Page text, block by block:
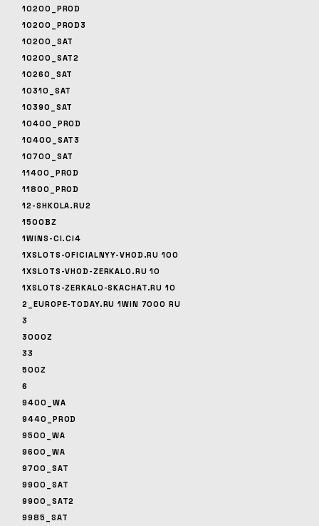
10200_PROD
10200_PROD3
10200_SAT
10200_SAT2
10260_SAT
10310_SAT
10390_SAT
10400_PROD
10400_SAT3
10700_SAT
11400_PROD
11800_PROD
12-SHKOLA.RU2
1500BZ
1WINS-CI.CI4
1XSLOTS-OFICIALNYY-VHOD.RU 100
1XSLOTS-VHOD-ZERKALO.RU 10
1XSLOTS-ZERKALO-SKACHAT.RU 10
2_EUROPE-TODAY.RU 1WIN 7000 RU
3
3000Z
33
500Z
6
9400_WA
9440_PROD
9500_WA
9600_WA
9700_SAT
9900_SAT
9900_SAT2
9985_SAT